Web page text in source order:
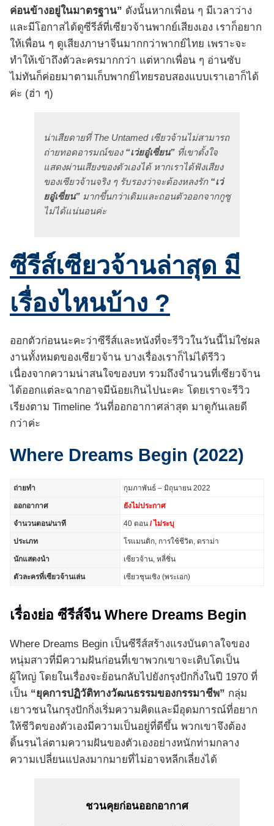
ค่อนข้างอยู่ในมาตรฐาน” ดังนั้นหากเพื่อน ๆ มีเวลาว่าง
และมีโอกาสได้ดูซีรีส์ที่เซียวจ้านพากย์เสียงเอง เราก็อยาก
ให้เพื่อน ๆ ดูเสียงภาษาจีนมากกว่าพากย์ไทย เพราะจะ
ทำให้เข้าถึงตัวละครมากกว่า แต่หากเพื่อน ๆ อ่านซับ
ไม่ทันก็ค่อยมาตามเก็บพากย์ไทยรอบสองแบบเราเอาก็ได้
ค่ะ (ฮ่า ๆ)
น่าเสียดายที่ The Untamed เซียวจ้านไม่สามารถ
ถ่ายทอดอารมณ์ของ“เว่ยอู๋เซี่ยน” ที่เขาตั้งใจ
แสดงผ่านเสียงของตัวเองได้ หากเราได้ฟังเสียง
ของเซียวจ้านจริง ๆ รับรองว่าจะต้องหลงรัก “เว่
ยอู๋เซี่ยน” มากขึ้นกว่าเดิมและถอนตัวออกจากกูซู
ไม่ได้แน่นอนค่ะ
ซีรีส์เซียวจ้านล่าสุด มี
เรื่องไหนบ้าง ?
ออกตัวก่อนนะคะว่าซีรีส์และหนังที่จะรีวิวในวันนี้ไม่ใช่ผล
งานทั้งหมดของเซียวจ้าน บางเรื่องเราก็ไม่ได้รีวิว
เนื่องจากความน่าสนใจของบท รวมถึงจำนวนที่เซียวจ้าน
ได้ออกแต่ละฉากอาจมีน้อยเกินไปนะคะ โดยเราจะรีวิว
เรียงตาม Timeline วันที่ออกอากาศล่าสุด มาดูกันเลยดี
กว่าค่ะ
Where Dreams Begin (2022)
ถ่ายทำ กุมภาพันธ์ – มิถุนายน 2022
ออกอากาศ ยังไม่ประกาศ
จำนวนตอน/นาที 40 ตอน / ไม่ระบุ
ประเภท โรแมนติก, การใช้ชีวิต, ​​ดราม่า
นักแสดงนำ เซียวจ้าน,​ หลี่ชิ่น
ตัวละครที่เซียวจ้านเล่น เซียวชุนเซิง (พระเอก)
เรื่องย่อ ซีรีส์จีน Where Dreams Begin
Where Dreams Begin เป็นซีรีส์สร้างแรงบันดาลใจของ
หนุ่มสาวที่มีความฝันก่อนที่เขาพวกเขาจะเติบโตเป็น
ผู้ใหญ่ โดยในเรื่องจะย้อนกลับไปยังกรุงปักกิ่งในปี 1970 ที่
เป็น “ยุคการปฏิวัติทางวัฒนธรรมของกรรมาชีพ” กลุ่ม
เยาวชนในกรุงปักกิ่งเริ่มความคิดและมีอุดมการณ์ที่อยาก
ให้ชีวิตของตัวเองมีความเป็นอยู่ที่ดีขึ้น พวกเขาจึงต้อง
ดิ้นรนไล่ตามความฝันของตัวเองอย่างหนักท่ามกลาง
ความเปลี่ยนแปลงมากมายที่ไม่อาจหลีกเลี่ยงได้
ชวนคุยก่อนออกอากาศ